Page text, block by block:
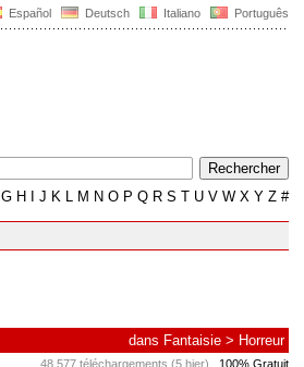
Español Deutsch Italiano Português
G H J K L M N O P Q R S T U V W X Y Z #
dans Fantaisie > Horreur
48 577 téléchargements (5 hier) 100% Gratuit